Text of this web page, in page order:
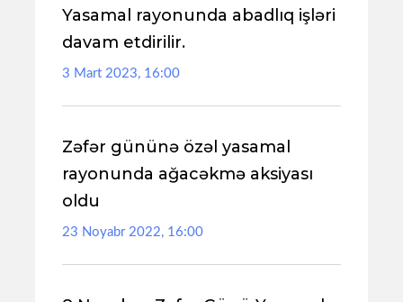
Yasamal rayonunda abadlıq işləri
davam etdirilir.
3 Mart 2023, 16:00
Zəfər gününə özəl yasamal
rayonunda ağacəkmə aksiyası
oldu
23 Noyabr 2022, 16:00